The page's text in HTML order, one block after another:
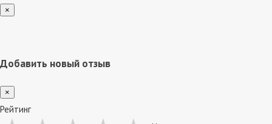
×
Добавить новый отзыв
×
Рейтинг